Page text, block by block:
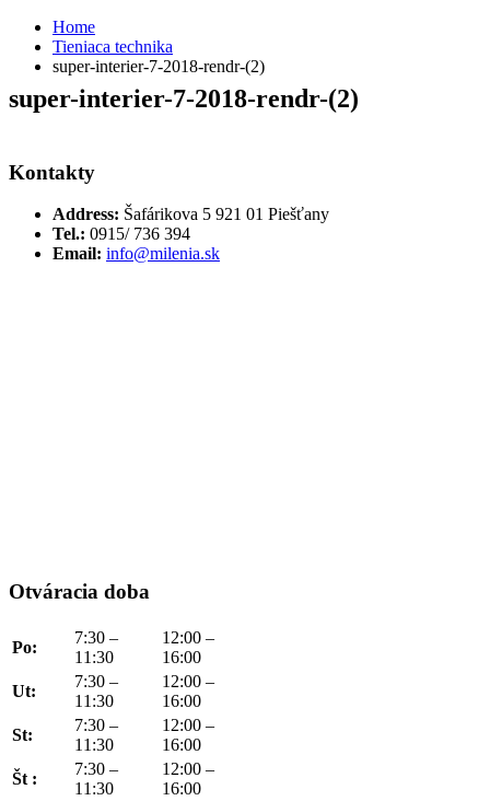
Home
Tieniaca technika
super-interier-7-2018-rendr-(2)
super-interier-7-2018-rendr-(2)
Kontakty
Address: Šafárikova 5 921 01 Piešťany
Tel.: 0915/ 736 394
Email: info@milenia.sk
Otváracia doba
Po:
7:30 –
11:30
12:00 –
16:00
Ut:
7:30 –
11:30
12:00 –
16:00
St:
7:30 –
11:30
12:00 –
16:00
Št :
7:30 –
11:30
12:00 –
16:00